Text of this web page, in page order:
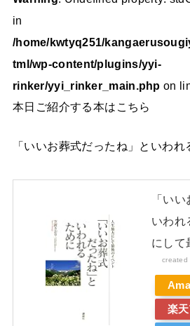
in
/home/kwtyq251/
tml/wp-content/plugins/yyi-
rinker/yyi_rinker_main.php on
本日ご紹介する本はこちら
「いいお葬式だったね」といわれ
「い
いわれ
にして
楽